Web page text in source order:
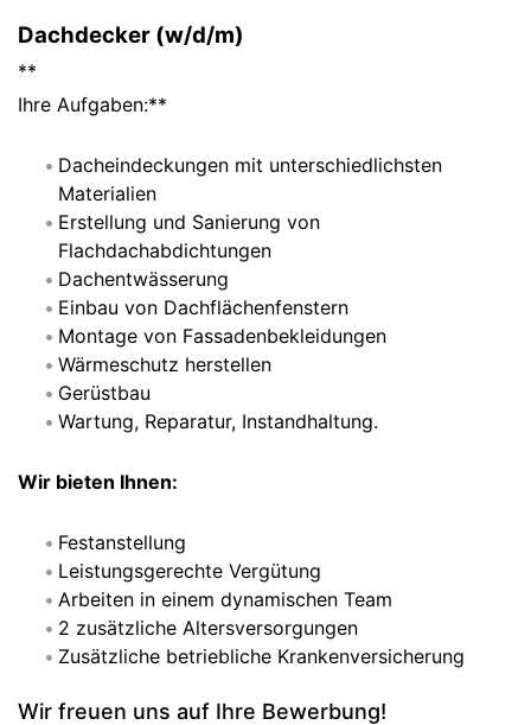
Dachdecker (w/d/m)
**
Ihre Aufgaben:**
Dacheindeckungen mit unterschiedlichsten
Materialien
Erstellung und Sanierung von
Flachdachabdichtungen
Dachentwässerung
Einbau von Dachflächenfenstern
Montage von Fassadenbekleidungen
Wärmeschutz herstellen
Gerüstbau
Wartung, Reparatur, Instandhaltung.
Wir bieten Ihnen:
Festanstellung
Leistungsgerechte Vergütung
Arbeiten in einem dynamischen Team
2 zusätzliche Altersversorgungen
Zusätzliche betriebliche Krankenversicherung
Wir freuen uns auf Ihre Bewerbung!